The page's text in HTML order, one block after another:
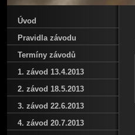
Úvod
Pravidla závodu
Termíny závodů
1. závod 13.4.2013
2. závod 18.5.2013
3. závod 22.6.2013
4. závod 20.7.2013